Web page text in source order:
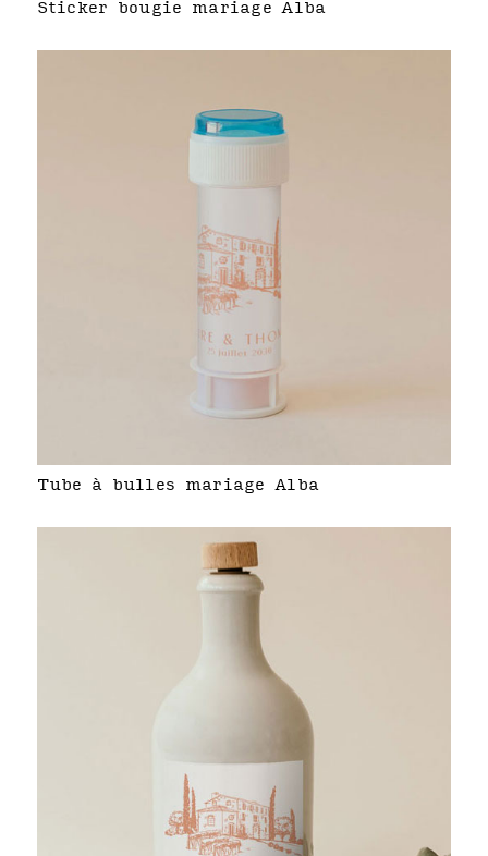
Sticker bougie mariage Alba
Tube à bulles mariage Alba